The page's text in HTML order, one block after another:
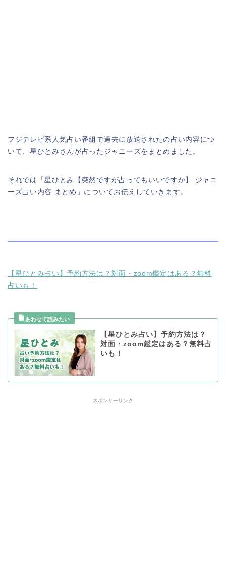
フジテレビ系人気占い番組で過去に放送されたの占い内容につ
いて、星ひとみさんが占ったジャニーズをまとめました。
それでは「星ひとみ【突然ですが占ってもいいですか】 ジャニ
ーズ占い内容 まとめ」についてお伝えしていきます。
【星ひとみ占い】予約方法は？対面・zoom鑑定はある？無料
占いも！
【星ひとみ占い】予約方法は？
対面・zoom鑑定はある？無料占
いも！
スポンサーリンク